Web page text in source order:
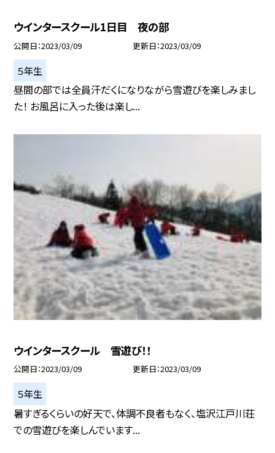
ウインタースクール1日目 夜の部
公開日 2023/03/09 更新日 2023/03/09
５年生
昼間の部では全員汗だくになりながら雪遊びを楽しみまし
た！ お風呂に入った後は楽し...
ウインタースクール 雪遊び！！
公開日 2023/03/09 更新日 2023/03/09
５年生
暑すぎるくらいの好天で、体調不良者もなく、塩沢江戸川荘
での雪遊びを楽しんでいます...